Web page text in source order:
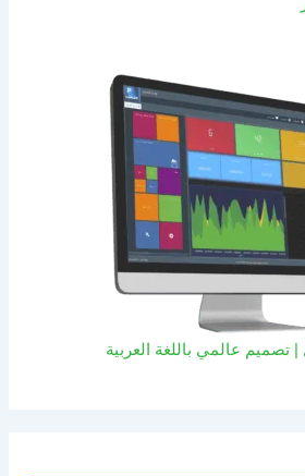
تصميم عالمي باللغة العربية